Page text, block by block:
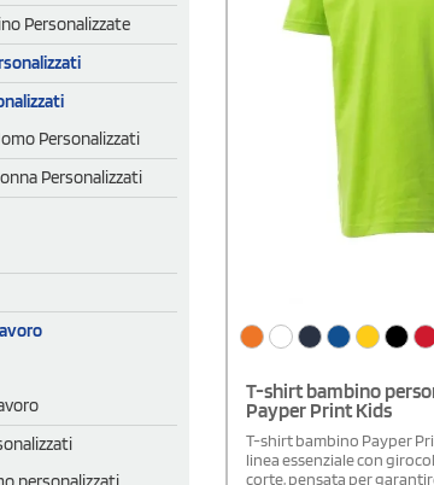
Personalizzate
Personalizzati
Personalizzati
T-shirt bambino
Payper Print Kids
T-shirt bambino Payper
linea essenziale con
corte, pensata per